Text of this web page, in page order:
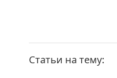
Статьи на тему: